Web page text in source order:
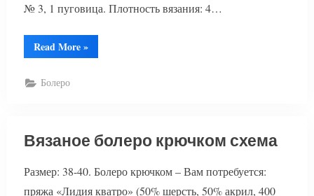
№ 3, 1 пуговица. Плотность вязания: 4…
Read More“Вязаное
болеро
»
Болеро
Вязаное болеро крючком схема
Размер: 38-40. Болеро крючком – Вам потребуется:
пряжа «Лидия кватро» (50% шерсть, 50% акрил, 400